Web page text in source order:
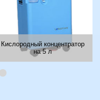
Кислородный концентратор
на 5 л